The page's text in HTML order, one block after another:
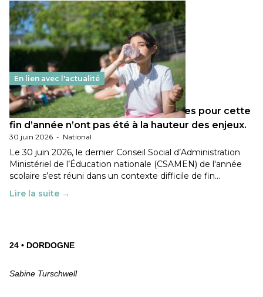
En lien avec l'actualité
Les décisions ministérielles attendues pour cette
fin d’année n’ont pas été à la hauteur des enjeux.
30 juin 2026 - National
Le 30 juin 2026, le dernier Conseil Social d’Administration
Ministériel de l’Éducation nationale (CSAMEN) de l'année
scolaire s’est réuni dans un contexte difficile de fin…
Lire la suite →
24 • DORDOGNE
Sabine Turschwell